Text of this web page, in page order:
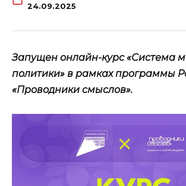
24.09.2025
Запущен онлайн-курс «Система
политики» в рамках программы
«Проводники смыслов».